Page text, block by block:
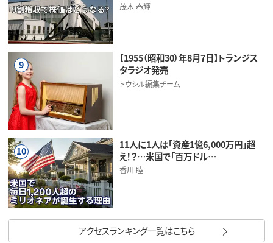
茂木 春輝
9
【1955（昭和30）年8月7日】トランジス
タラジオ発売
トウシル編集チーム
10
11人に1人は「資産1億6,000万円」超
え！？…米国で「百万ドル…
香川 睦
アクセスランキング一覧はこちら